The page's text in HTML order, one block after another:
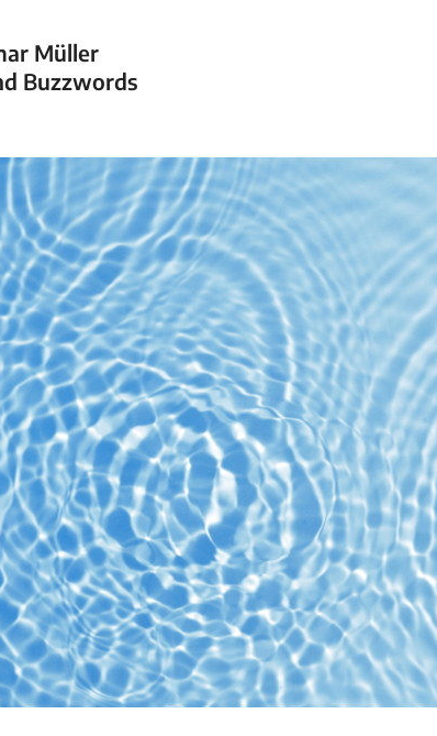
Müller
Buzzwords